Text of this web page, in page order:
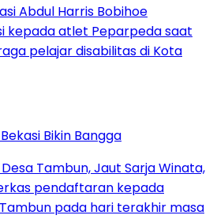
Bikin Bangga